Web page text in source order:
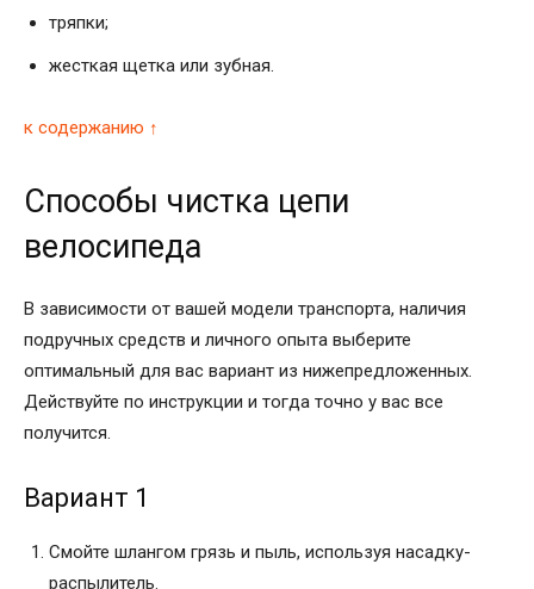
тряпки;
жесткая щетка или зубная.
к содержанию ↑
Способы чистка цепи
велосипеда
В зависимости от вашей модели транспорта, наличия
подручных средств и личного опыта выберите
оптимальный для вас вариант из нижепредложенных.
Действуйте по инструкции и тогда точно у вас все
получится.
Вариант 1
Смойте шлангом грязь и пыль, используя насадку-
распылитель.